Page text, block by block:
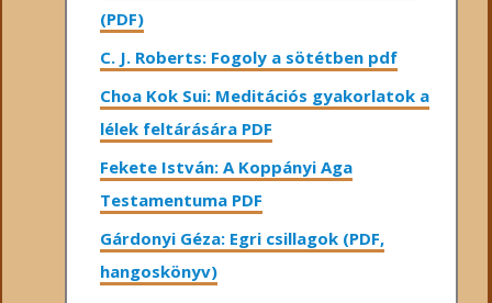
(PDF)
C. J. Roberts: Fogoly a sötétben pdf
Choa Kok Sui: Meditációs gyakorlatok a
lélek feltárására PDF
Fekete István: A Koppányi Aga
Testamentuma PDF
Gárdonyi Géza: Egri csillagok (PDF,
hangoskönyv)